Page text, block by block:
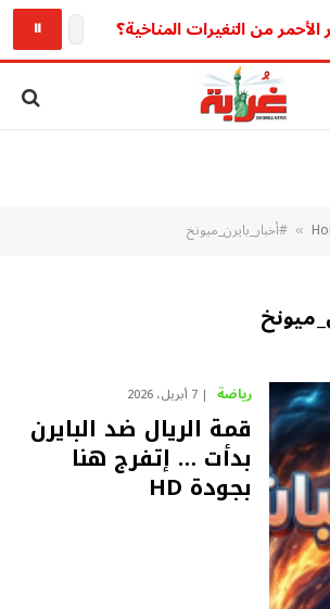
الحق بسرعة
⏸
» #أخبار_بايرن_ميونخ
رياضة 7 أبريل، 2026
قمة الريال ضد البايرن
بدأت … إتفرج هنا
بجودة HD